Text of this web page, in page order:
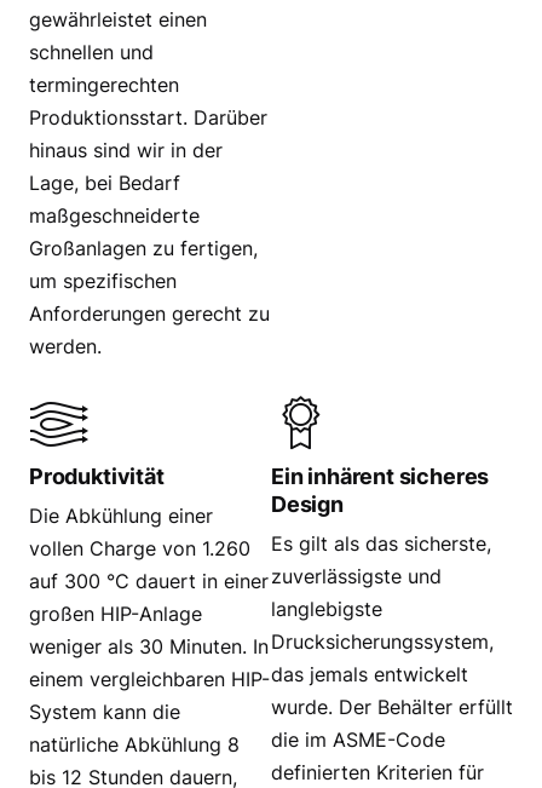
gewährleistet einen
schnellen und
termingerechten
Produktionsstart. Darüber
hinaus sind wir in der
Lage, bei Bedarf
maßgeschneiderte
Großanlagen zu fertigen,
um spezifischen
Anforderungen gerecht zu
werden.
Produktivität
Die Abkühlung einer
vollen Charge von 1.260
auf 300 °C dauert in einer
großen HIP-Anlage
weniger als 30 Minuten. In
einem vergleichbaren HIP-
System kann die
natürliche Abkühlung 8
bis 12 Stunden dauern,
Ein inhärent sicheres
Design
Es gilt als das sicherste,
zuverlässigste und
langlebigste
Drucksicherungssystem,
das jemals entwickelt
wurde. Der Behälter erfüllt
die im ASME-Code
definierten Kriterien für